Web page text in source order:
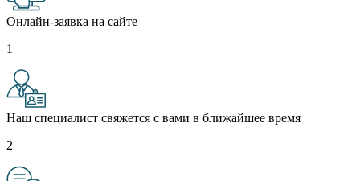
Онлайн-заявка на сайте
1
Наш специалист свяжется с вами в ближайшее время
2